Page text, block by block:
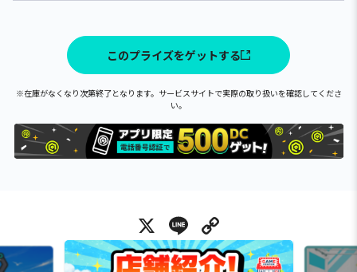
このプライズをゲットする
※在庫がなくなり次第終了となります。サービスサイトで実際の取り扱いを確認してくださ
い。
X Line